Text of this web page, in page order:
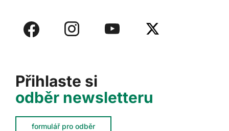
Přihlaste si
odběr newsletteru
formulář pro odběr